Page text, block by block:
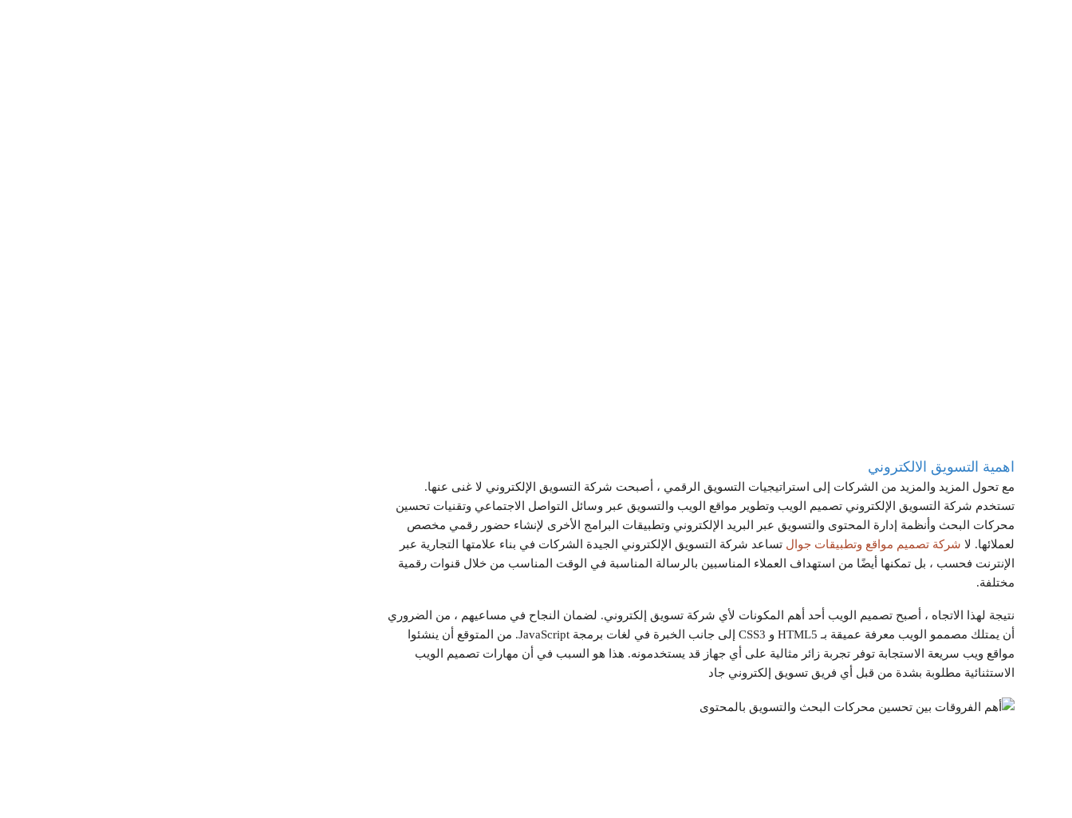
اهمية التسويق الالكتروني
مع تحول المزيد والمزيد من الشركات إلى استراتيجيات التسويق الرقمي ، أصبحت شركة التسويق الإلكتروني لا غنى عنها.
تستخدم شركة التسويق الإلكتروني تصميم الويب وتطوير مواقع الويب والتسويق عبر وسائل التواصل الاجتماعي وتقنيات تحسين
محركات البحث وأنظمة إدارة المحتوى والتسويق عبر البريد الإلكتروني وتطبيقات البرامج الأخرى لإنشاء حضور رقمي مخصص
لعملائها. لا شركة تصميم مواقع وتطبيقات جوال تساعد شركة التسويق الإلكتروني الجيدة الشركات في بناء علامتها التجارية عبر
الإنترنت فحسب ، بل تمكنها أيضًا من استهداف العملاء المناسبين بالرسالة المناسبة في الوقت المناسب من خلال قنوات رقمية
مختلفة.
نتيجة لهذا الاتجاه ، أصبح تصميم الويب أحد أهم المكونات لأي شركة تسويق إلكتروني. لضمان النجاح في مساعيهم ، من الضروري
أن يمتلك مصممو الويب معرفة عميقة بـ HTML5 و CSS3 إلى جانب الخبرة في لغات برمجة JavaScript. من المتوقع أن ينشئوا
مواقع ويب سريعة الاستجابة توفر تجربة زائر مثالية على أي جهاز قد يستخدمونه. هذا هو السبب في أن مهارات تصميم الويب
الاستثنائية مطلوبة بشدة من قبل أي فريق تسويق إلكتروني جاد